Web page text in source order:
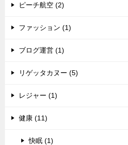
ピーチ航空 (2)
ファッション (1)
ブログ運営 (1)
リゲッタカヌー (5)
レジャー (1)
健康 (11)
快眠 (1)